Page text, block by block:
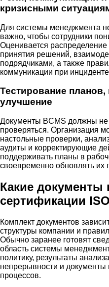
кризисными
Для системы менеджмента
важно, чтобы сотрудники
Оценивается распределение
принятия решений,
подрядчиками, а также
коммуникации при
Тестирование планов,
улучшение
Документы BCMS должны не
проверяться. Организация
настольные проверки,
аудиты и корректирующие
поддерживать планы в
своевременно обновлять их
Какие
сертификации
Комплект документов
структуры компании и
Обычно заранее готовят
область системы
политику, результаты
непрерывности и документы
процессов.